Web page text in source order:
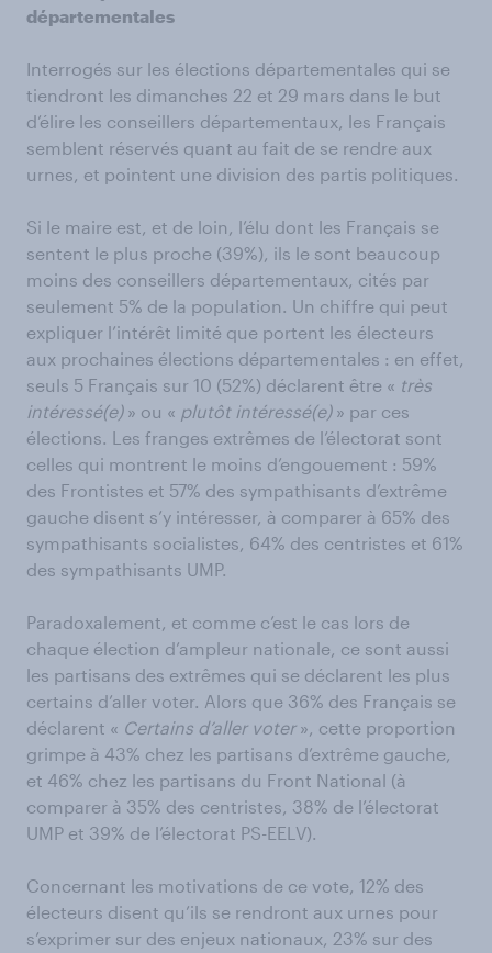
départementales
Interrogés sur les élections départementales qui se
tiendront les dimanches 22 et 29 mars dans le but
d’élire les conseillers départementaux, les Français
semblent réservés quant au fait de se rendre aux
urnes, et pointent une division des partis politiques.
Si le maire est, et de loin, l’élu dont les Français se
sentent le plus proche (39%), ils le sont beaucoup
moins des conseillers départementaux, cités par
seulement 5% de la population. Un chiffre qui peut
expliquer l’intérêt limité que portent les électeurs
aux prochaines élections départementales : en effet,
seuls 5 Français sur 10 (52%) déclarent être « très
intéressé(e)» ou « plutôt intéressé(e)» par ces
élections. Les franges extrêmes de l’électorat sont
celles qui montrent le moins d’engouement : 59%
des Frontistes et 57% des sympathisants d’extrême
gauche disent s’y intéresser, à comparer à 65% des
sympathisants socialistes, 64% des centristes et 61%
des sympathisants UMP.
Paradoxalement, et comme c’est le cas lors de
chaque élection d’ampleur nationale, ce sont aussi
les partisans des extrêmes qui se déclarent les plus
certains d’aller voter. Alors que 36% des Français se
déclarent « Certains d’aller voter», cette proportion
grimpe à 43% chez les partisans d’extrême gauche,
et 46% chez les partisans du Front National (à
comparer à 35% des centristes, 38% de l’électorat
UMP et 39% de l’électorat PS-EELV).
Concernant les motivations de ce vote, 12% des
électeurs disent qu’ils se rendront aux urnes pour
s’exprimer sur des enjeux nationaux, 23% sur des